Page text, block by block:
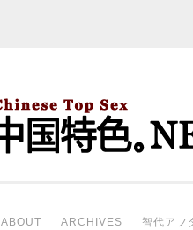
ABOUT ARCHIVES 智代アフ